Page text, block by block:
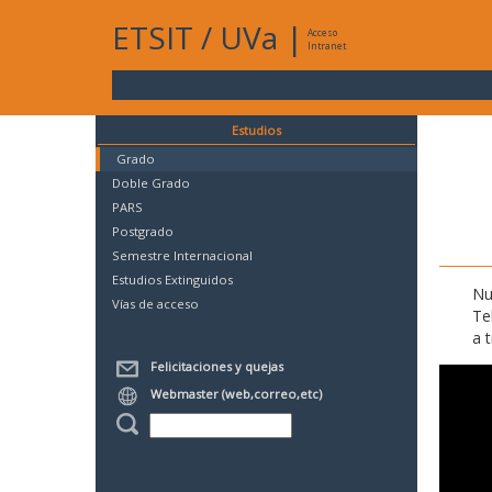
ETSIT / UVa |
Acceso
Intranet
Estudios
Grado
Doble Grado
PARS
Postgrado
Semestre Internacional
Estudios Extinguidos
Vías de acceso
Felicitaciones y quejas
Webmaster (web,correo,etc)
a